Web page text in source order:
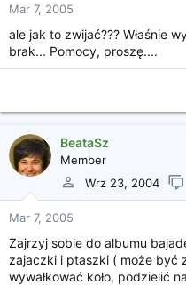
Mar 7, 2005
ale jak to zwijać??? Właśnie
brak... Pomocy, proszę....
BeataSz
Member
Wrz 23, 2004
Mar 7, 2005
Zajrzyj sobie do albumu
zajaczki i ptaszki ( może być
wywałkować koło, podzielić